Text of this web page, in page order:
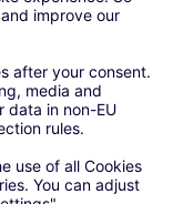
Bielefeld